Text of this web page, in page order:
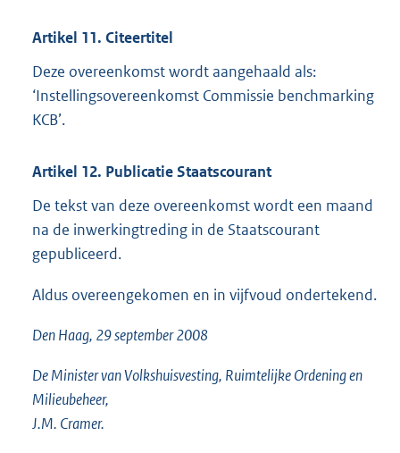
Artikel 11. Citeertitel
Deze overeenkomst wordt aangehaald als:
‘Instellingsovereenkomst Commissie benchmarking
KCB’.
Artikel 12. Publicatie Staatscourant
De tekst van deze overeenkomst wordt een maand
na de inwerkingtreding in de Staatscourant
gepubliceerd.
Aldus overeengekomen en in vijfvoud ondertekend.
Den Haag, 29 september 2008
De Minister van Volkshuisvesting, Ruimtelijke Ordening en
Milieubeheer,
J.M. Cramer.